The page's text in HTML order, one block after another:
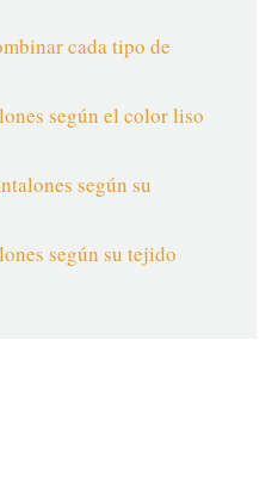
cada tipo de
según el color liso
según su
según su tejido